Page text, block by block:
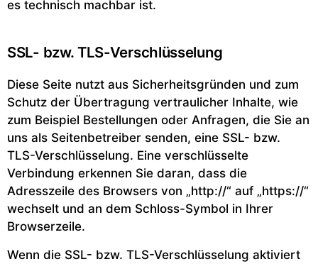
es technisch machbar ist.
SSL- bzw. TLS-Verschlüsselung
Diese Seite nutzt aus Sicherheitsgründen und zum
Schutz der Übertragung vertraulicher Inhalte, wie
zum Beispiel Bestellungen oder Anfragen, die Sie an
uns als Seitenbetreiber senden, eine SSL- bzw.
TLS-Verschlüsselung. Eine verschlüsselte
Verbindung erkennen Sie daran, dass die
Adresszeile des Browsers von „http://“ auf „https://“
wechselt und an dem Schloss-Symbol in Ihrer
Browserzeile.
Wenn die SSL- bzw. TLS-Verschlüsselung aktiviert